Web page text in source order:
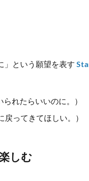
」という願望を表す
られたらいいのに。）
戻ってきてほしい。）
しむ